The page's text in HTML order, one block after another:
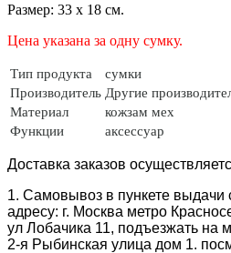
Размер: 33 х 18 см.
Цена указана за одну сумку.
Тип продукта
сумки
Производитель Другие
Материал
кожзам мех
Функции
аксессуар
Доставка заказов
1. Самовывоз в пункете выдачи
адресу: г. Москва метро
ул Лобачика 11, подъезжать на
2-я Рыбинская улица дом 1.